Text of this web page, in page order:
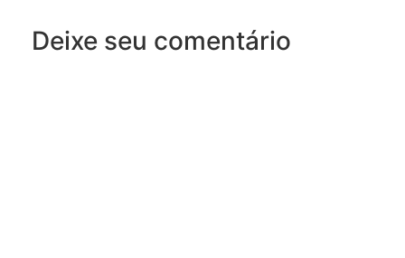
Deixe seu comentário